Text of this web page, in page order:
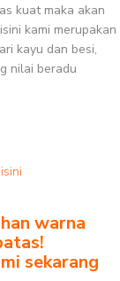
kuat maka akan
kami merupakan
kayu dan besi,
nilai beradu
warna
sekarang